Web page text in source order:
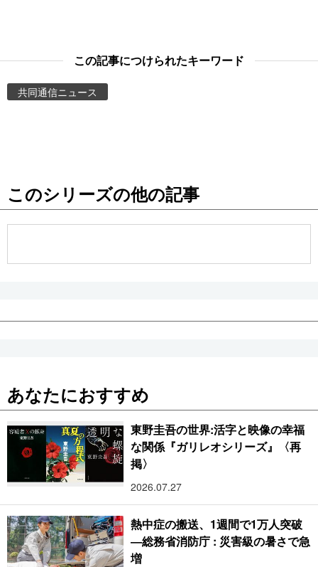
People
この記事につけられたキーワード
共同通信ニュース
このシリーズの他の記事
あなたにおすすめ
東野圭吾の世界:活字と映像の幸福
な関係『ガリレオシリーズ』〈再
掲〉
2026.07.27
熱中症の搬送、1週間で1万人突破
―総務省消防庁 : 災害級の暑さで急
増